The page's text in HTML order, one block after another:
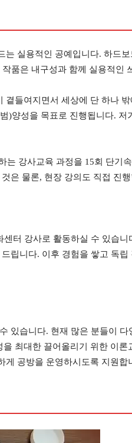
실용적인 공예입니다. 하드
품은 내구성과 함께 실용적인
들여지면서 세상에 단 하나
)양성을 목표로 진행됩니다.
는 강사교육 과정을 15회 단
은 물론, 현장 강의도 직접 진
터 강사로 활동하실 수 있습
립니다. 이후 경험을 쌓고 독
있습니다. 현재 많은 분들이
최대한 끌어올리기 위한 이
게 공방을 운영하시도록 지원합